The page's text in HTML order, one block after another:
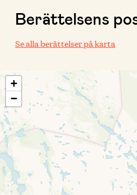
Berättelsens
Se alla berättelser på karta
+
−